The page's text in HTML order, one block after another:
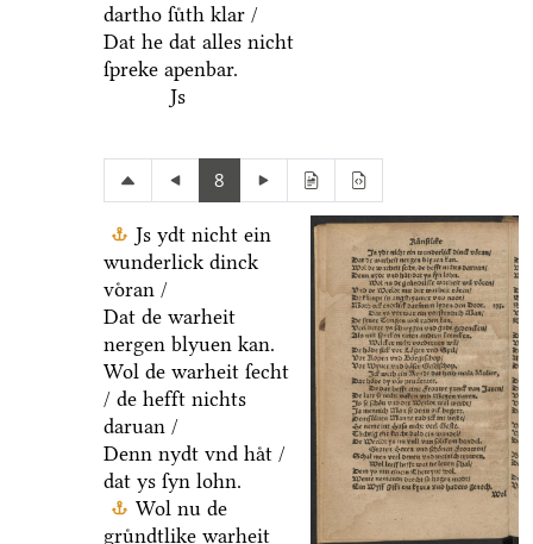
dartho ſuͤth klar /
Dat he dat alles nicht
ſpreke apenbar.
Js
8
Js ydt nicht ein
wunderlick dinck
voͤran /
Dat de warheit
nergen blyuen kan.
Wol de warheit ſecht
/ de hefft nichts
daruan /
Denn nydt vnd haͤt /
dat ys ſyn lohn.
Wol nu de
gruͤndtlike warheit